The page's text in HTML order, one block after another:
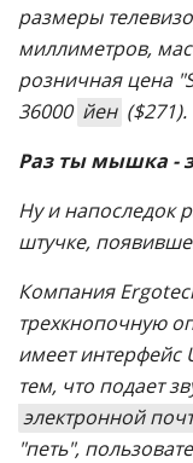
размеры
миллиметров,
розничная цена
36000 йен ($271).
Раз ты мышка -
Ну и напоследок
штучке,
Компания
трехкнопочную
имеет интерфейс
тем, что подает
электронной
"петь",